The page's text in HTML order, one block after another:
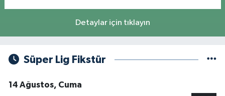
Detaylar için tıklayın
Süper Lig Fikstür
14 Ağustos, Cuma